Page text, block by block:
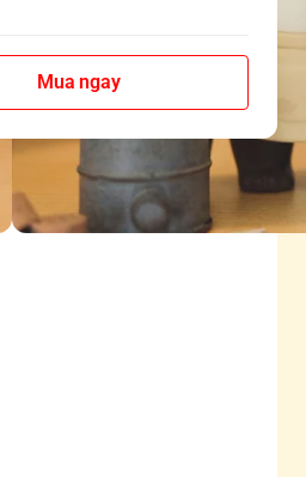
Mua ngay